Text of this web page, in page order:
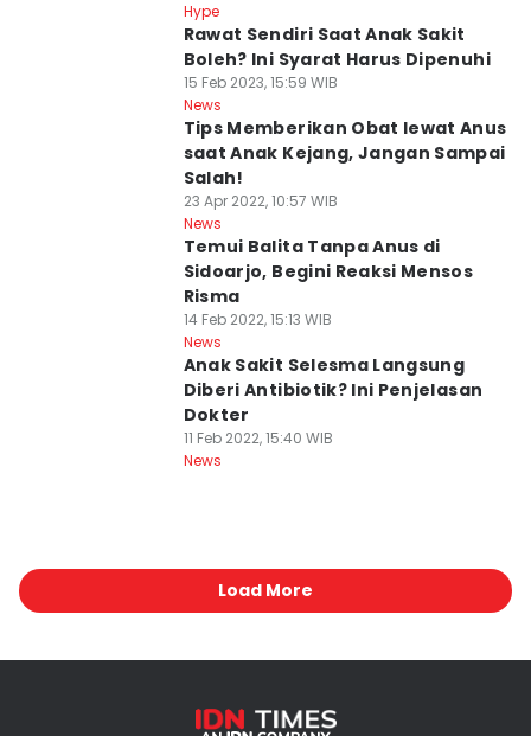
Hype
Rawat Sendiri Saat Anak Sakit
Boleh? Ini Syarat Harus Dipenuhi
15 Feb 2023, 15:59 WIB
News
Tips Memberikan Obat lewat Anus
saat Anak Kejang, Jangan Sampai
Salah!
23 Apr 2022, 10:57 WIB
News
Temui Balita Tanpa Anus di
Sidoarjo, Begini Reaksi Mensos
Risma
14 Feb 2022, 15:13 WIB
News
Anak Sakit Selesma Langsung
Diberi Antibiotik? Ini Penjelasan
Dokter
11 Feb 2022, 15:40 WIB
News
Load More